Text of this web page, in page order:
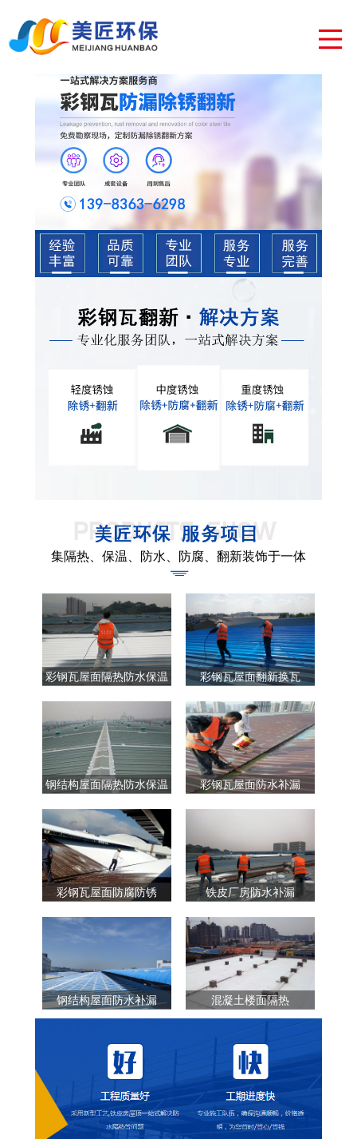
集隔热、保温、防水、防腐、翻新装饰于一体
彩钢瓦屋面隔热防水保温 彩钢瓦屋面翻新换瓦
钢结构屋面隔热防水保温 彩钢瓦屋面防水补漏
彩钢瓦屋面防腐防锈 铁皮厂房防水补漏
钢结构屋面防水补漏 混凝土楼面隔热